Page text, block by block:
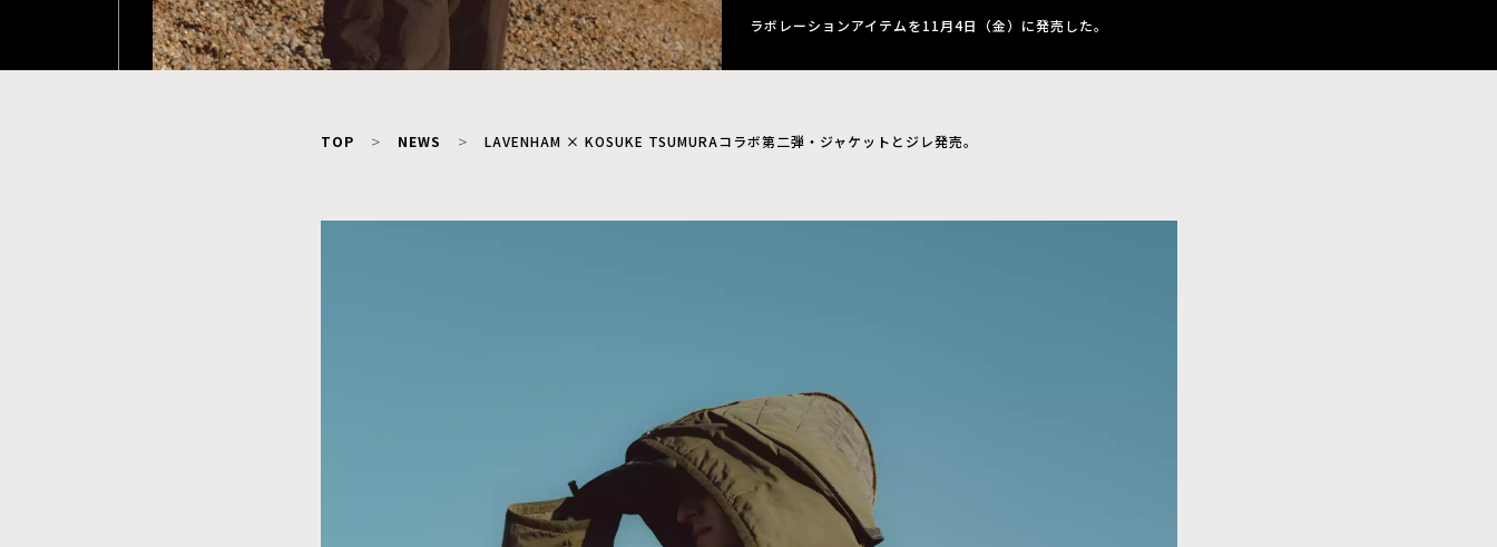
ラボレーションアイテムを11月4日（金）に発売した。
TOP NEWS LAVENHAM × KOSUKE TSUMURAコラボ第二弾・ジャケットとジレ発売。